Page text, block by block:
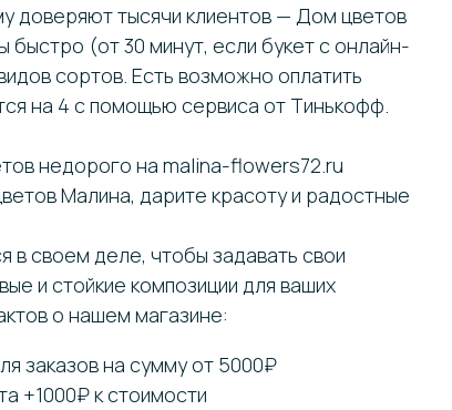
доверяют тысячи клиентов — Дом цветов
(от 30 минут, если букет с онлайн-
сортов. Есть возможно оплатить
на 4 с помощью сервиса от Тинькофф.
недорого на malina-flowers72.ru
Малина, дарите красоту и радостные
в своем деле, чтобы задавать свои
и стойкие композиции для ваших
о нашем магазине:
заказов на сумму от 5000₽
+1000₽ к стоимости